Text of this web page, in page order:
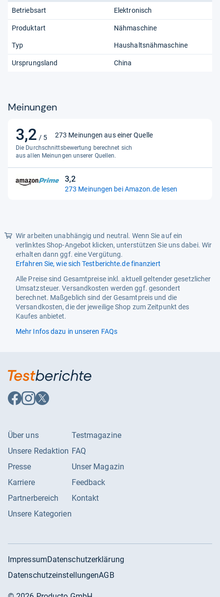
Betriebsart Elektronisch
Produktart Nähmaschine
Typ Haushaltsnähmaschine
Ursprungsland China
Meinungen
3,2 / 5
3,2
von
5
Sternen
273 Meinungen aus einer Quelle
Die Durchschnittsbewertung berechnet sich
aus allen Meinungen unserer Quellen.
3,2
3,2
von
273 Meinungen bei Amazon.de lesen
Wir arbeiten unabhängig und neutral. Wenn Sie auf ein
verlinktes Shop-Angebot klicken, unterstützen Sie uns dabei. Wir
erhalten dann ggf. eine Vergütung.
Erfahren Sie, wie sich Testberichte.de finanziert
Alle Preise sind Gesamtpreise inkl. aktuell geltender gesetzlicher
Umsatzsteuer. Versandkosten werden ggf. gesondert
berechnet. Maßgeblich sind der Gesamtpreis und die
Versandkosten, die der jeweilige Shop zum Zeitpunkt des
Kaufes anbietet.
Mehr Infos dazu in unseren FAQs
Auf
Facebook
Auf
Instagram
Auf
X
Über uns
Unsere Redaktion
Presse
Karriere
Partnerbereich
Unsere Kategorien
Testmagazine
FAQ
Unser Magazin
Feedback
Kontakt
ImpressumDatenschutzerklärung
DatenschutzeinstellungenAGB